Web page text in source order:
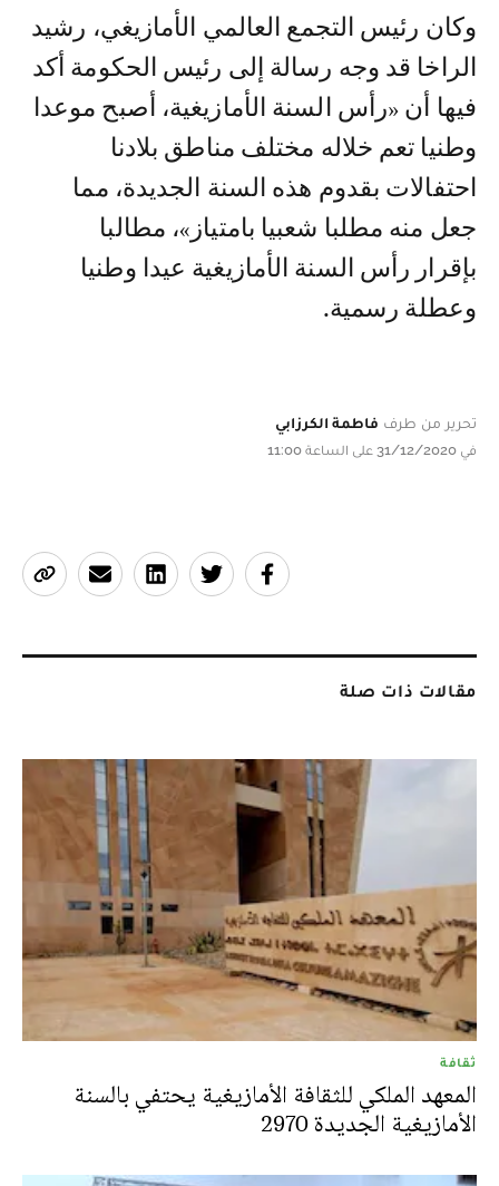
وكان رئيس التجمع العالمي الأمازيغي، رشيد
الراخا قد وجه رسالة إلى رئيس الحكومة أكد
فيها أن «رأس السنة الأمازيغية، أصبح موعدا
وطنيا تعم خلاله مختلف مناطق بلادنا
احتفالات بقدوم هذه السنة الجديدة، مما
جعل منه مطلبا شعبيا بامتياز»، مطالبا
بإقرار رأس السنة الأمازيغية عيدا وطنيا
وعطلة رسمية.
تحرير من طرف فاطمة الكرزابي
في 31/12/2020 على الساعة 11:00
مقالات ذات صلة
ثقافة
المعهد الملكي للثقافة الأمازيغية يحتفي بالسنة
الأمازيغية الجديدة 2970